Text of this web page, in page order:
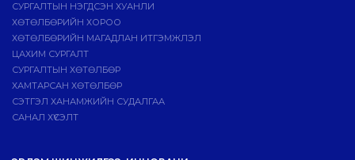
СУРГАЛТЫН НЭГДСЭН ХУАНЛИ
ХӨТӨЛБӨРИЙН ХОРОО
ХӨТӨЛБӨРИЙН МАГАДЛАН ИТГЭМЖЛЭЛ
ЦАХИМ СУРГАЛТ
СУРГАЛТЫН ХӨТӨЛБӨР
ХАМТАРСАН ХӨТӨЛБӨР
СЭТГЭЛ ХАНАМЖИЙН СУДАЛГАА
САНАЛ ХҮСЭЛТ